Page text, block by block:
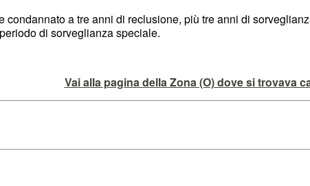
condannato a tre anni di reclusione, più tre anni di
di sorveglianza speciale.
Vai alla pagina della Zona (O) dove si trovava